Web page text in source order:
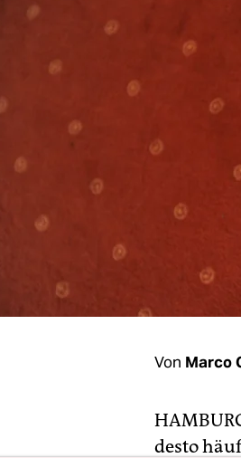
nord
veranstaltungen
fragen & hilfe
Von Marco
desto